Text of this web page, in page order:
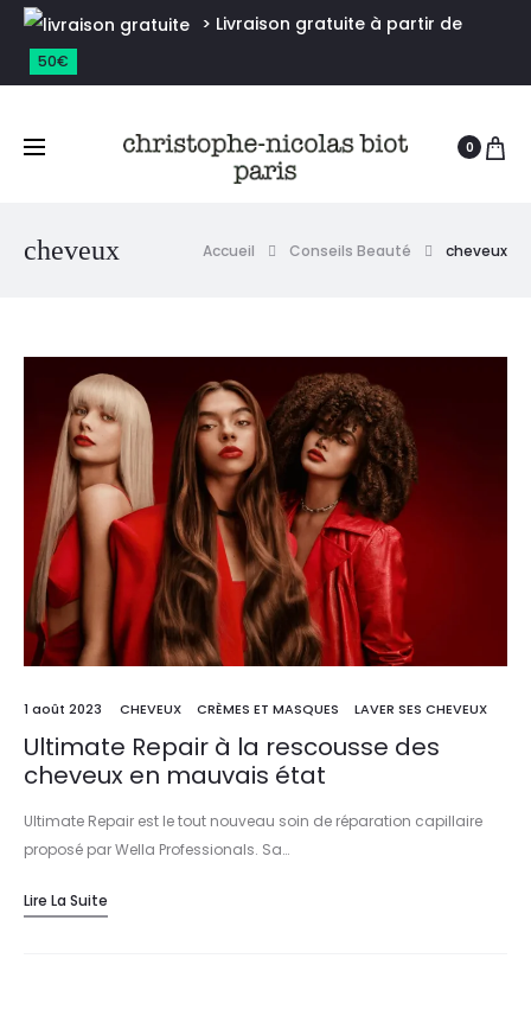
> Livraison gratuite à partir de
50€
0
cheveux Accueil Conseils Beauté cheveux
1 août 2023 CHEVEUX CRÈMES ET MASQUES LAVER SES CHEVEUX
Ultimate Repair à la rescousse des
cheveux en mauvais état
Ultimate Repair est le tout nouveau soin de réparation capillaire
proposé par Wella Professionals. Sa…
Lire La Suite